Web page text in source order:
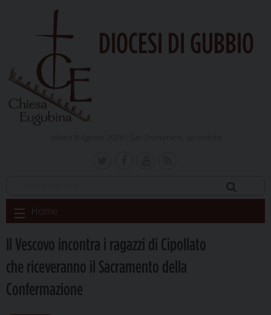
DIOCESI DI GUBBIO
Skip
to
Home
Il Vescovo incontra i ragazzi di Cipollato
che riceveranno il Sacramento della
Confermazione